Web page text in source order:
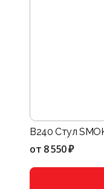
B240 Стул
от 8 550 ₽